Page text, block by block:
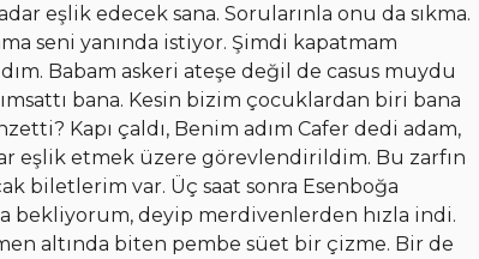
eşlik edecek sana. Sorularınla onu da sıkma.
seni yanında istiyor. Şimdi kapatmam
Babam askeri ateşe değil de casus muydu
bana. Kesin bizim çocuklardan biri bana
Kapı çaldı, Benim adım Cafer dedi adam,
eşlik etmek üzere görevlendirildim. Bu zarfın
biletlerim var. Üç saat sonra Esenboğa
bekliyorum, deyip merdivenlerden hızla indi.
altında biten pembe süet bir çizme. Bir de